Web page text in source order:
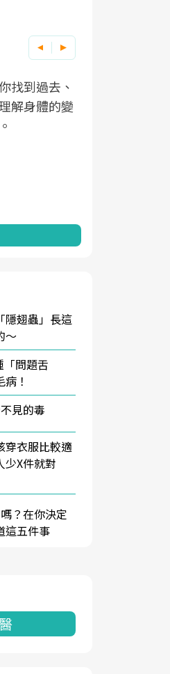
找到過去、
解身體的變
隱翅蟲」長這
～
「問題舌
！
見的毒
穿衣服比較適
少X件就對
？在你決定
這五件事